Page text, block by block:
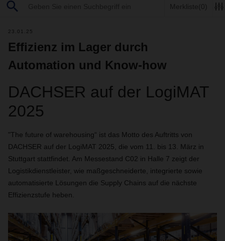
Merkliste(0)
23.01.25
Effizienz im Lager durch
Automation und Know-how
DACHSER auf der LogiMAT
2025
"The future of warehousing“ ist das Motto des Auftritts von
DACHSER auf der LogiMAT 2025, die vom 11. bis 13. März in
Stuttgart stattfindet. Am Messestand C02 in Halle 7 zeigt der
Logistikdienstleister, wie maßgeschneiderte, integrierte sowie
automatisierte Lösungen die Supply Chains auf die nächste
Effizienzstufe heben.